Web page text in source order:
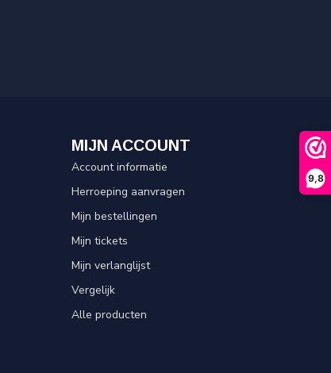
9,8
MIJN ACCOUNT
Account informatie
Herroeping aanvragen
Mijn bestellingen
Mijn tickets
Mijn verlanglijst
Vergelijk
Alle producten